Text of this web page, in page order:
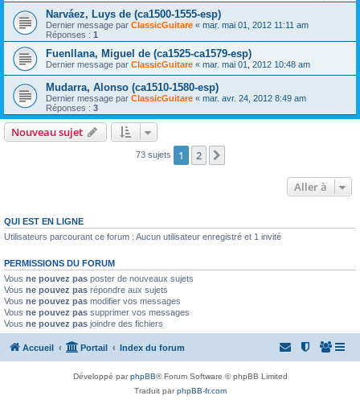
Narváez, Luys de (ca1500-1555-esp)
Dernier message par ClassicGuitare « mar. mai 01, 2012 11:11 am
Réponses : 1
Fuenllana, Miguel de (ca1525-ca1579-esp)
Dernier message par ClassicGuitare « mar. mai 01, 2012 10:48 am
Mudarra, Alonso (ca1510-1580-esp)
Dernier message par ClassicGuitare « mar. avr. 24, 2012 8:49 am
Réponses : 3
Nouveau sujet
73 sujets 1 2
Aller à
QUI EST EN LIGNE
Utilisateurs parcourant ce forum : Aucun utilisateur enregistré et 1 invité
PERMISSIONS DU FORUM
Vous ne pouvez pas poster de nouveaux sujets
Vous ne pouvez pas répondre aux sujets
Vous ne pouvez pas modifier vos messages
Vous ne pouvez pas supprimer vos messages
Vous ne pouvez pas joindre des fichiers
Accueil Portail Index du forum
Développé parphpBB® Forum Software © phpBB Limited
Traduit parphpBB-fr.com